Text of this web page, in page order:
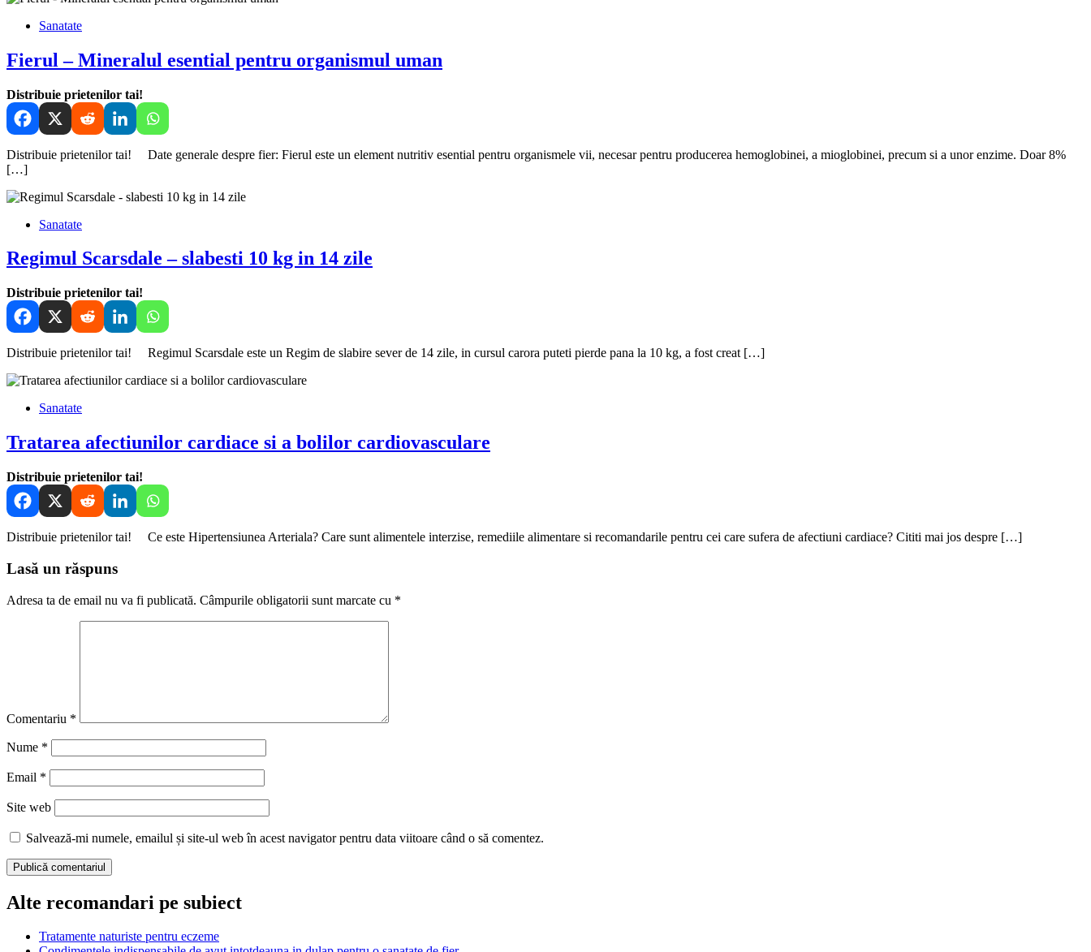
Sanatate
Fierul – Mineralul esential pentru organismul uman
Distribuie prietenilor tai!
Distribuie prietenilor tai! Date generale despre fier: Fierul este un element nutritiv esential pentru organismele vii, necesar pentru producerea hemoglobinei, a mioglobinei, precum si a unor enzime. Doar 8%
[…]
Sanatate
Regimul Scarsdale – slabesti 10 kg in 14 zile
Distribuie prietenilor tai!
Distribuie prietenilor tai! Regimul Scarsdale este un Regim de slabire sever de 14 zile, in cursul carora puteti pierde pana la 10 kg, a fost creat […]
Sanatate
Tratarea afectiunilor cardiace si a bolilor cardiovasculare
Distribuie prietenilor tai!
Distribuie prietenilor tai! Ce este Hipertensiunea Arteriala? Care sunt alimentele interzise, remediile alimentare si recomandarile pentru cei care sufera de afectiuni cardiace? Cititi mai jos despre […]
Lasă un răspuns
Adresa ta de email nu va fi publicată. Câmpurile obligatorii sunt marcate cu *
Comentariu *
Nume *
Email *
Site web
Salvează-mi numele, emailul și site-ul web în acest navigator pentru data viitoare când o să comentez.
Alte recomandari pe subiect
Tratamente naturiste pentru eczeme